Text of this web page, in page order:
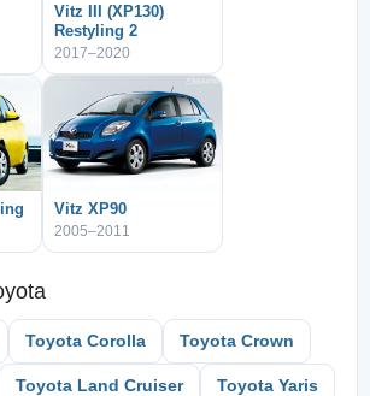
Vitz III (XP130)
Restyling 2
2017–2020
Vitz XP90
2005–2011
Toyota Corolla Toyota Crown
Toyota Land Cruiser Toyota Yaris